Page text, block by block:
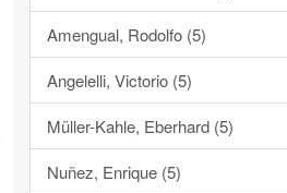
Amengual, Rodolfo (5)
Angelelli, Victorio (5)
Müller-Kahle, Eberhard (5)
Nuñez, Enrique (5)